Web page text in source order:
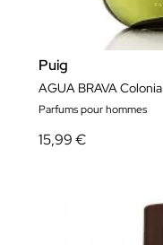
Puig
AGUA BRAVA Colonia
Parfums pour hommes
15,99 €